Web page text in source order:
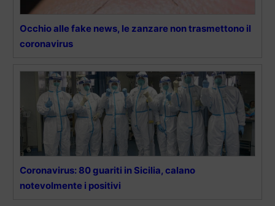
Occhio alle fake news, le zanzare non trasmettono il
coronavirus
Coronavirus: 80 guariti in Sicilia, calano
notevolmente i positivi